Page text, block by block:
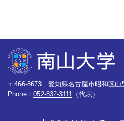
〒466-8673 愛知県名古屋市昭和区山
Phone： 052-832-3111 （代表）